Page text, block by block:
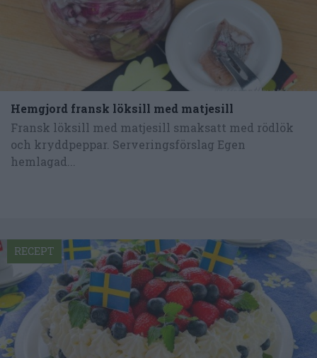
Hemgjord fransk löksill med matjesill
Fransk löksill med matjesill smaksatt med rödlök
och kryddpeppar. Serveringsförslag Egen
hemlagad...
RECEPT